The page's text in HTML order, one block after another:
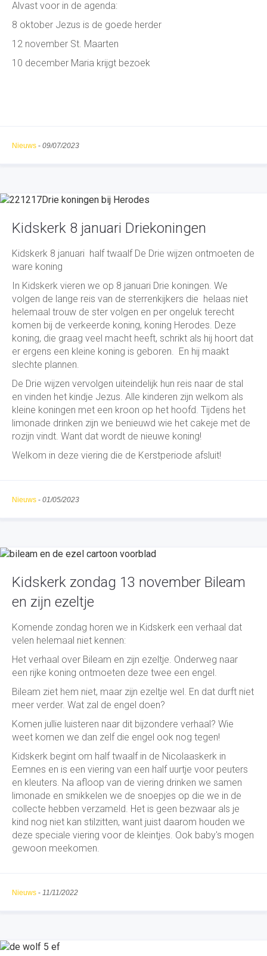
Alvast voor in de agenda:
8 oktober Jezus is de goede herder
12 november St. Maarten
10 december Maria krijgt bezoek
Nieuws - 09/07/2023
Kidskerk 8 januari Driekoningen
Kidskerk 8 januari half twaalf De Drie wijzen ontmoeten de
ware koning
In Kidskerk vieren we op 8 januari Drie koningen. We
volgen de lange reis van de sterrenkijkers die helaas niet
helemaal trouw de ster volgen en per ongeluk terecht
komen bij de verkeerde koning, koning Herodes. Deze
koning, die graag veel macht heeft, schrikt als hij hoort dat
er ergens een kleine koning is geboren. En hij maakt
slechte plannen.
De Drie wijzen vervolgen uiteindelijk hun reis naar de stal
en vinden het kindje Jezus. Alle kinderen zijn welkom als
kleine koningen met een kroon op het hoofd. Tijdens het
limonade drinken zijn we benieuwd wie het cakeje met de
rozijn vindt. Want dat wordt de nieuwe koning!
Welkom in deze viering die de Kerstperiode afsluit!
Nieuws - 01/05/2023
Kidskerk zondag 13 november Bileam
en zijn ezeltje
Komende zondag horen we in Kidskerk een verhaal dat
velen helemaal niet kennen:
Het verhaal over Bileam en zijn ezeltje. Onderweg naar
een rijke koning ontmoeten deze twee een engel.
Bileam ziet hem niet, maar zijn ezeltje wel. En dat durft niet
meer verder. Wat zal de engel doen?
Komen jullie luisteren naar dit bijzondere verhaal? Wie
weet komen we dan zelf die engel ook nog tegen!
Kidskerk begint om half twaalf in de Nicolaaskerk in
Eemnes en is een viering van een half uurtje voor peuters
en kleuters. Na afloop van de viering drinken we samen
limonade en smikkelen we de snoepjes op die we in de
collecte hebben verzameld. Het is geen bezwaar als je
kind nog niet kan stilzitten, want juist daarom houden we
deze speciale viering voor de kleintjes. Ook baby's mogen
gewoon meekomen.
Nieuws - 11/11/2022